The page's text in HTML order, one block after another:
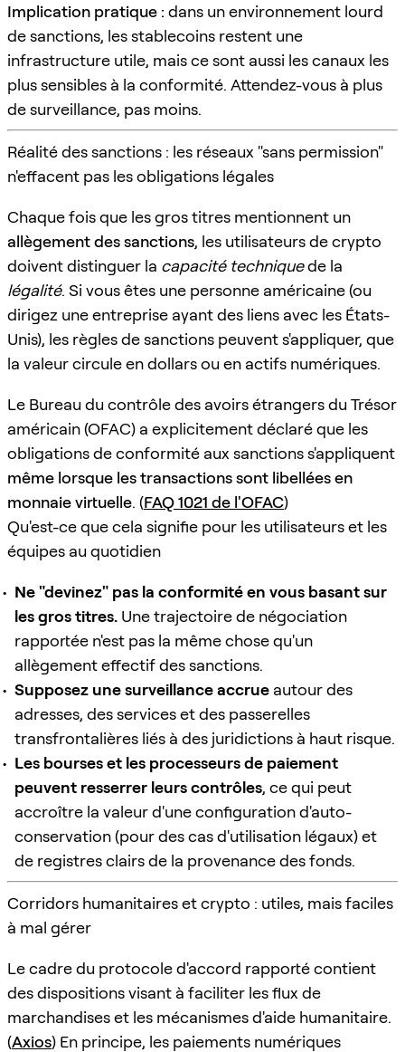
Implication pratique : dans un environnement lourd
de sanctions, les stablecoins restent une
infrastructure utile, mais ce sont aussi les canaux les
plus sensibles à la conformité. Attendez-vous à plus
de surveillance, pas moins.
Réalité des sanctions : les réseaux "sans permission"
n'effacent pas les obligations légales
Chaque fois que les gros titres mentionnent un
allègement des sanctions, les utilisateurs de crypto
doivent distinguer la capacité techniquede la
légalité. Si vous êtes une personne américaine (ou
dirigez une entreprise ayant des liens avec les États-
Unis), les règles de sanctions peuvent s'appliquer, que
la valeur circule en dollars ou en actifs numériques.
Le Bureau du contrôle des avoirs étrangers du Trésor
américain (OFAC) a explicitement déclaré que les
obligations de conformité aux sanctions s'appliquent
même lorsque les transactions sont libellées en
monnaie virtuelle. (FAQ 1021 de l'OFAC)
Qu'est-ce que cela signifie pour les utilisateurs et les
équipes au quotidien
Ne "devinez" pas la conformité en vous basant sur
les gros titres. Une trajectoire de négociation
rapportée n'est pas la même chose qu'un
allègement effectif des sanctions.
Supposez une surveillance accrue autour des
adresses, des services et des passerelles
transfrontalières liés à des juridictions à haut risque.
Les bourses et les processeurs de paiement
peuvent resserrer leurs contrôles, ce qui peut
accroître la valeur d'une configuration d'auto-
conservation (pour des cas d'utilisation légaux) et
de registres clairs de la provenance des fonds.
Corridors humanitaires et crypto : utiles, mais faciles
à mal gérer
Le cadre du protocole d'accord rapporté contient
des dispositions visant à faciliter les flux de
marchandises et les mécanismes d'aide humanitaire.
(Axios) En principe, les paiements numériques